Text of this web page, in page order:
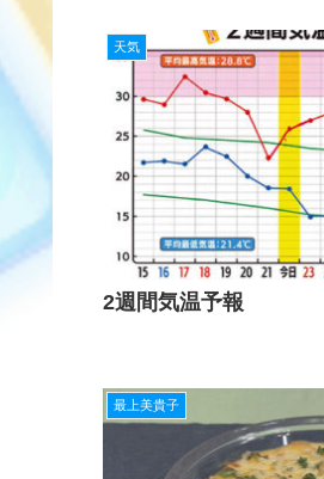
天気
2週間気温予報
最上美貴子